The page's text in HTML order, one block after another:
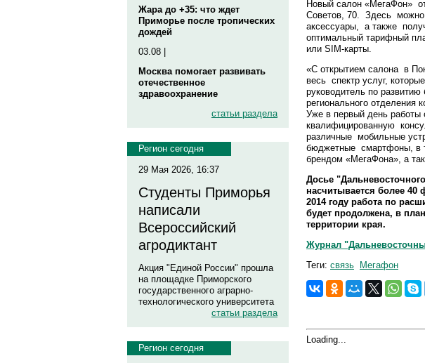
Жара до +35: что ждет
Приморье после тропических
дождей
03.08 |
Москва помогает развивать
отечественное
здравоохранение
статьи раздела
Регион сегодня
29 Мая 2026, 16:37
Студенты Приморья
написали
Всероссийский
агродиктант
Акция "Единой России" прошла
на площадке Приморского
государственного аграрно-
технологического университета
статьи раздела
Регион сегодня
Новый салон «МегаФон»
Советов, 70. Здесь
аксессуары, а также
оптимальный тарифный
или SIM-карты.
«С открытием салона в
весь спектр услуг,
руководитель по
регионального отделения
Уже в первый день работы
квалифицированную
различные мобильные
бюджетные смартфоны, в
брендом «МегаФона», а
Досье
насчитывается более
2014 году работа по
будет продолжена, в
территории края.
Журнал
Теги: связь Мегафон
Loading...